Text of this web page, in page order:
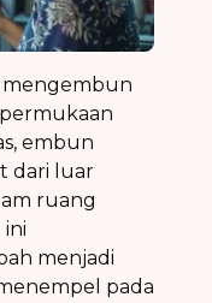
mengembun
embun
dari luar
ruang
menjadi
pada